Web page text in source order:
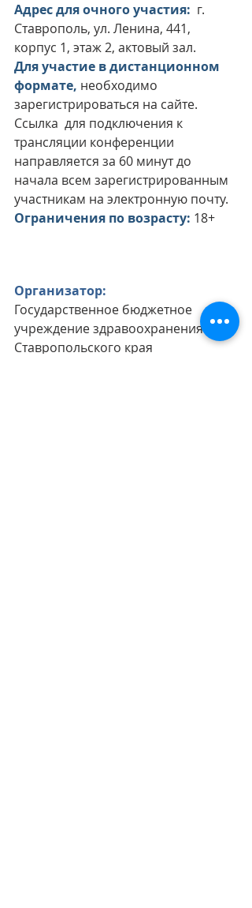
Адрес для очного участия: г.
Ставрополь, ул. Ленина, 441,
корпус 1, этаж 2, актовый зал.
Для участие в дистанционном
формате, необходимо
зарегистрироваться на сайте.
Ссылка для подключения к
трансляции конференции
направляется за 60 минут до
начала всем зарегистрированным
участникам на электронную почту.
Ограничения по возрасту: 18+
Организатор:
Государственное бюджетное
учреждение здравоохранения
Ставропольского края